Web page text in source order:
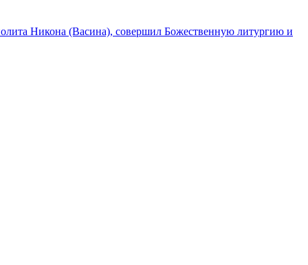
Никона (Васина), совершил Божественную литургию и